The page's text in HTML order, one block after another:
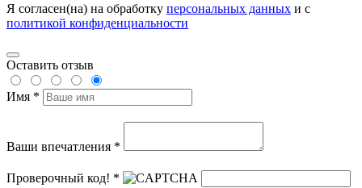
Я согласен(на) на обработку персональных данных и с
политикой конфиденциальности
Оставить отзыв
Имя *
Ваши впечатления *
Проверочный код! *